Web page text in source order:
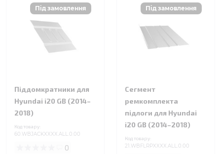
Піддомкратники для
Hyundai i20 GB (2014–
2018)
Код товару:
60.WBJACKXXXX.ALL.0.00
0
Сегмент
ремкомплекта
підлоги для Hyundai
i20 GB (2014–2018)
Код товару:
21.WBFLRPXXXX.ALL.0.00